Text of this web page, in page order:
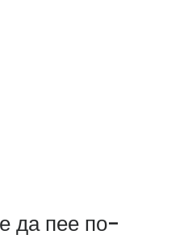
да пее по-